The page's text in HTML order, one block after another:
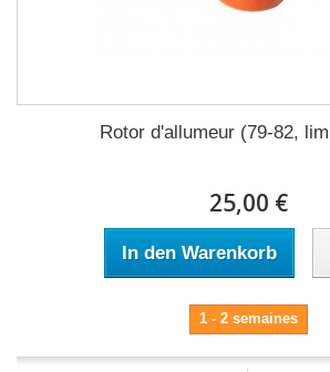
Rotor d'allumeur (79-82,
25,00 €
In den Warenkorb
1 - 2 semaines